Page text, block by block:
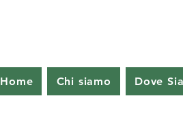
Home Chi siamo Dove